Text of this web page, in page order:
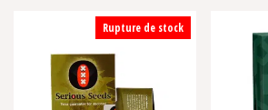
Rupture de stock